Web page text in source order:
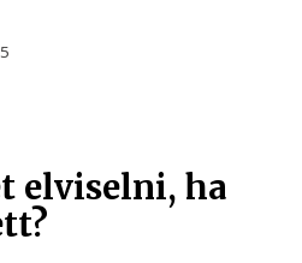
elviselni, ha